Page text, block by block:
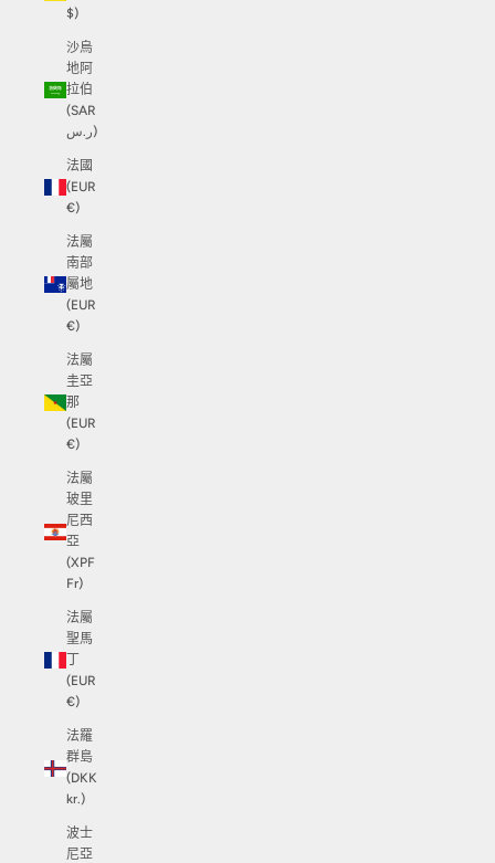
$)
沙烏
地阿
拉伯
(SAR
ر.س)
法國
(EUR
€)
法屬
南部
屬地
(EUR
€)
法屬
圭亞
那
(EUR
€)
法屬
玻里
尼西
亞
(XPF
Fr)
法屬
聖馬
(EUR
€)
法羅
群島
(DKK
kr.)
波士
尼亞